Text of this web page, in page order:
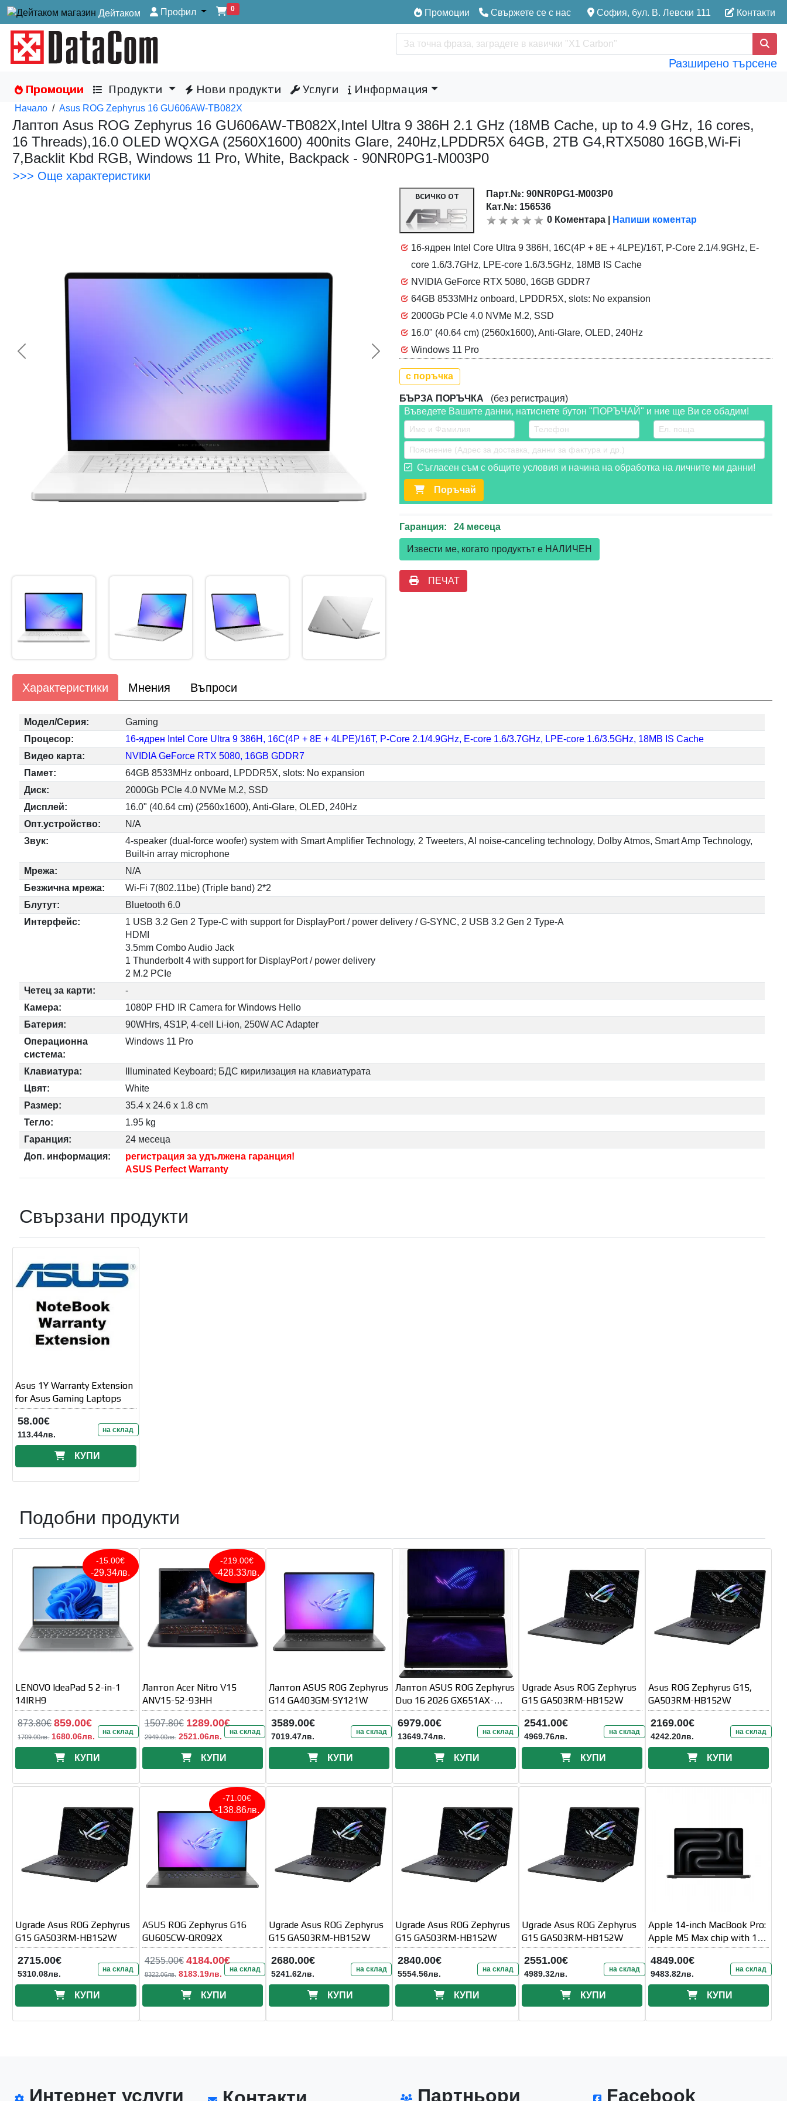
Дейтаком Профил 0 Промоции Свържете се с нас София, бул. В. Левски 111 Контакти
Разширено търсене
Промоции Продукти Нови продукти Услуги Информация
Начало / Asus ROG Zephyrus 16 GU606AW-TB082X
Лаптоп Asus ROG Zephyrus 16 GU606AW-TB082X,Intel Ultra 9 386H 2.1 GHz (18MB Cache, up to 4.9 GHz, 16 cores,
16 Threads),16.0 OLED WQXGA (2560X1600) 400nits Glare, 240Hz,LPDDR5X 64GB, 2TB G4,RTX5080 16GB,Wi-Fi
7,Backlit Kbd RGB, Windows 11 Pro, White, Backpack - 90NR0PG1-M003P0
>>> Още характеристики
<< Предишна Следваща >>
ВСИЧКО ОТ Парт.№: 90NR0PG1-M003P0
Кат.№: 156536
0 Коментара Напиши коментар
16-ядрен Intel Core Ultra 9 386H, 16C(4P + 8E + 4LPE)/16T, P-Core 2.1/4.9GHz, E-
core 1.6/3.7GHz, LPE-core 1.6/3.5GHz, 18MB IS Cache
NVIDIA GeForce RTX 5080, 16GB GDDR7
64GB 8533MHz onboard, LPDDR5X, slots: No expansion
2000Gb PCIe 4.0 NVMe M.2, SSD
16.0" (40.64 cm) (2560x1600), Anti-Glare, OLED, 240Hz
Windows 11 Pro
с поръчка
БЪРЗА ПОРЪЧКА (без регистрация)
Въведете Вашите данни, натиснете бутон "ПОРЪЧАЙ" и ние ще Ви се обадим!
Съгласен съм с общите условия и начина на обработка на личните ми данни!
Поръчай
Гаранция: 24 месеца
Извести ме, когато продуктът е НАЛИЧЕН
ПЕЧАТ
Характеристики Мнения Въпроси
Модел/Серия:
Gaming
Процесор:
16-ядрен Intel Core Ultra 9 386H, 16C(4P + 8E + 4LPE)/16T, P-Core 2.1/4.9GHz, E-core 1.6/3.7GHz, LPE-core 1.6/3.5GHz, 18MB IS Cache
Видео карта:
NVIDIA GeForce RTX 5080, 16GB GDDR7
Памет:
64GB 8533MHz onboard, LPDDR5X, slots: No expansion
Диск:
2000Gb PCIe 4.0 NVMe M.2, SSD
Дисплей:
16.0" (40.64 cm) (2560x1600), Anti-Glare, OLED, 240Hz
Опт.устройство:
N/A
Звук:
4-speaker (dual-force woofer) system with Smart Amplifier Technology, 2 Tweeters, AI noise-canceling technology, Dolby Atmos, Smart Amp Technology,
Built-in array microphone
Мрежа:
N/A
Безжична мрежа:
Wi-Fi 7(802.11be) (Triple band) 2*2
Блутут:
Bluetooth 6.0
Интерфейс:
1 USB 3.2 Gen 2 Type-C with support for DisplayPort / power delivery / G-SYNC, 2 USB 3.2 Gen 2 Type-A
HDMI
3.5mm Combo Audio Jack
1 Thunderbolt 4 with support for DisplayPort / power delivery
2 M.2 PCIe
Четец за карти:
-
Камера:
1080P FHD IR Camera for Windows Hello
Батерия:
90WHrs, 4S1P, 4-cell Li-ion, 250W AC Adapter
Операционна
система:
Windows 11 Pro
Клавиатура:
Illuminated Keyboard; БДС кирилизация на клавиатурата
Цвят:
White
Размер:
35.4 x 24.6 x 1.8 cm
Тегло:
1.95 kg
Гаранция:
24 месеца
Доп. информация:
регистрация за удължена гаранция!
ASUS Perfect Warranty
Свързани продукти
Asus 1Y Warranty Extension
for Asus Gaming Laptops
58.00€
113.44лв. на склад
КУПИ
Подобни продукти
-15.00€
-29.34лв.
LENOVO IdeaPad 5 2-in-1
14IRH9
873.80€ 859.00€
1709.00лв. 1680.06лв. на склад
КУПИ
-219.00€
-428.33лв.
Лаптоп Acer Nitro V15
ANV15-52-93HH
1507.80€ 1289.00€
2949.00лв. 2521.06лв. на склад
КУПИ
Лаптоп ASUS ROG Zephyrus
G14 GA403GM-SY121W
3589.00€
7019.47лв. на склад
КУПИ
Лаптоп ASUS ROG Zephyrus
Duo 16 2026 GX651AX-
SR086X - 16" OLED
Touchscreen
6979.00€
13649.74лв. на склад
КУПИ
Ugrade Asus ROG Zephyrus
G15 GA503RM-HB152W
2541.00€
4969.76лв. на склад
КУПИ
Asus ROG Zephyrus G15,
GA503RM-HB152W
2169.00€
4242.20лв. на склад
КУПИ
Ugrade Asus ROG Zephyrus
G15 GA503RM-HB152W
2715.00€
5310.08лв. на склад
КУПИ
-71.00€
-138.86лв.
ASUS ROG Zephyrus G16
GU605CW-QR092X
4255.00€ 4184.00€
8322.06лв. 8183.19лв. на склад
КУПИ
Ugrade Asus ROG Zephyrus
G15 GA503RM-HB152W
2680.00€
5241.62лв. на склад
КУПИ
Ugrade Asus ROG Zephyrus
G15 GA503RM-HB152W
2840.00€
5554.56лв. на склад
КУПИ
Ugrade Asus ROG Zephyrus
G15 GA503RM-HB152W
2551.00€
4989.32лв. на склад
КУПИ
Apple 14-inch MacBook Pro:
Apple M5 Max chip with 18-
core CPU and 32-core GPU
4849.00€
9483.82лв. на склад
КУПИ
Интернет услуги Партньори Facebook